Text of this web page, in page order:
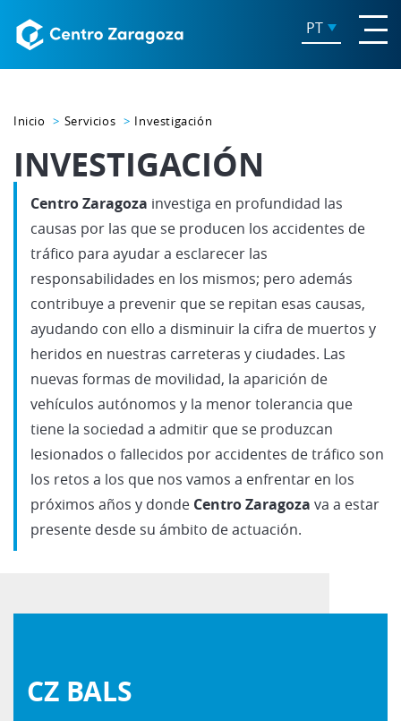
PT
Inicio Servicios Investigación
INVESTIGACIÓN
Centro Zaragoza investiga en profundidad las
causas por las que se producen los accidentes de
tráfico para ayudar a esclarecer las
responsabilidades en los mismos; pero además
contribuye a prevenir que se repitan esas causas,
ayudando con ello a disminuir la cifra de muertos y
heridos en nuestras carreteras y ciudades. Las
nuevas formas de movilidad, la aparición de
vehículos autónomos y la menor tolerancia que
tiene la sociedad a admitir que se produzcan
lesionados o fallecidos por accidentes de tráfico son
los retos a los que nos vamos a enfrentar en los
próximos años y donde Centro Zaragoza va a estar
presente desde su ámbito de actuación.
CZ BALS